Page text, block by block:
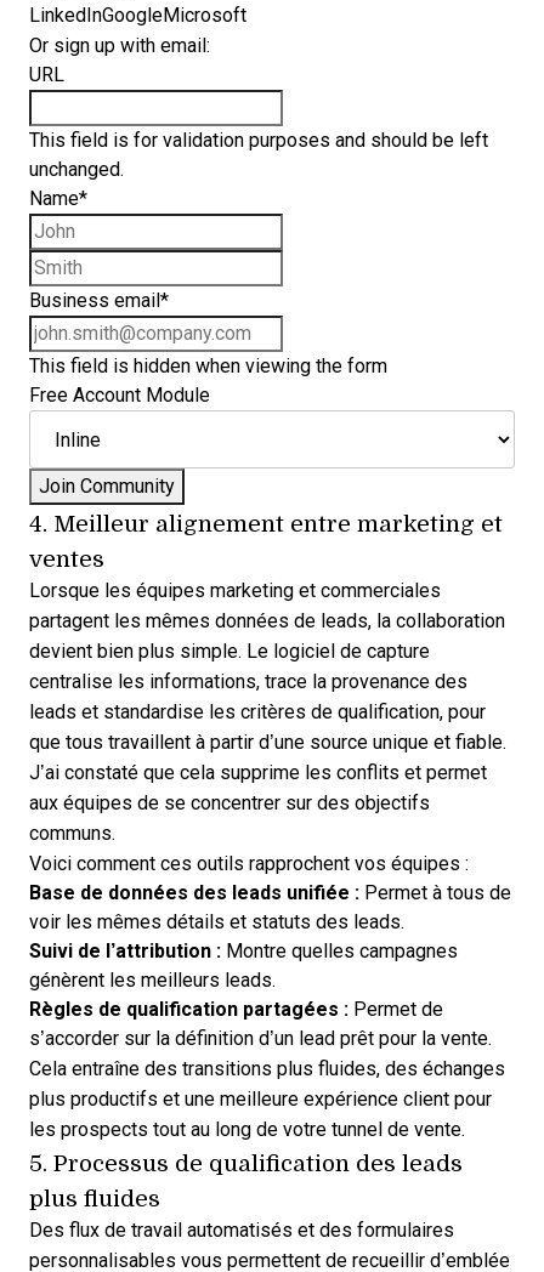
LinkedInGoogleMicrosoft
Or sign up with email:
URL
This field is for validation purposes and should be left
unchanged.
Name*
Business email *
This field is hidden when viewing the form
Free Account Module
4. Meilleur alignement entre marketing et
ventes
Lorsque les équipes marketing et commerciales
partagent les mêmes données de leads, la collaboration
devient bien plus simple. Le logiciel de capture
centralise les informations, trace la provenance des
leads et standardise les critères de qualification, pour
que tous travaillent à partir d’une source unique et fiable.
J’ai constaté que cela supprime les conflits et permet
aux équipes de se concentrer sur des objectifs
communs.
Voici comment ces outils rapprochent vos équipes :
Base de données des leads unifiée : Permet à tous de
voir les mêmes détails et statuts des leads.
Suivi de l’attribution : Montre quelles campagnes
génèrent les meilleurs leads.
Règles de qualification partagées : Permet de
s’accorder sur la définition d’un lead prêt pour la vente.
Cela entraîne des transitions plus fluides, des échanges
plus productifs et une meilleure expérience client pour
les prospects tout au long de votre tunnel de vente.
5. Processus de qualification des leads
plus fluides
Des flux de travail automatisés et des formulaires
personnalisables vous permettent de recueillir d’emblée